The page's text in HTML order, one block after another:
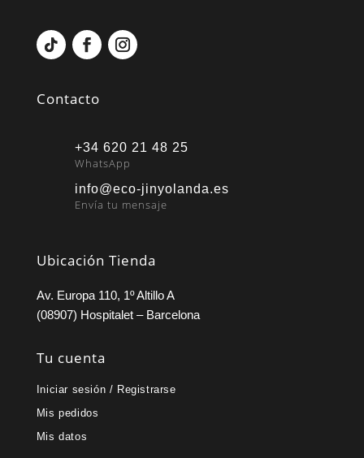
Contacto
+34 620 21 48 25
WhatsApp
info@eco-jinyolanda.es
Envía tu mensaje
Ubicación Tienda
Av. Europa 110, 1º Altillo A
(08907) Hospitalet – Barcelona
Tu cuenta
Iniciar sesión / Registrarse
Mis pedidos
Mis datos